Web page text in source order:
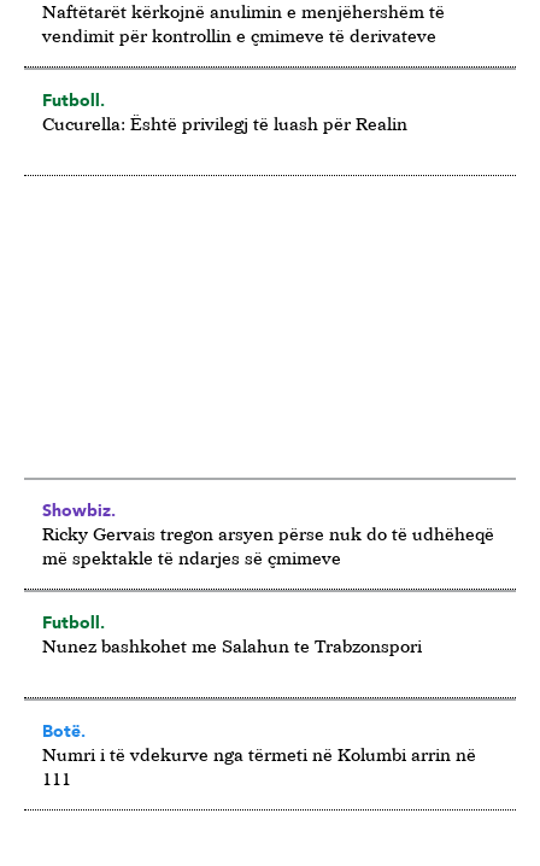
Naftëtarët kërkojnë anulimin e menjëhershëm të
vendimit për kontrollin e çmimeve të derivateve
Futboll.
Cucurella: Është privilegj të luash për Realin
Showbiz.
Ricky Gervais tregon arsyen përse nuk do të udhëheqë
më spektakle të ndarjes së çmimeve
Futboll.
Nunez bashkohet me Salahun te Trabzonspori
Botë.
Numri i të vdekurve nga tërmeti në Kolumbi arrin në
111